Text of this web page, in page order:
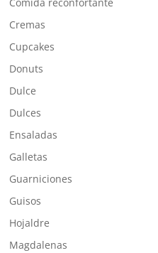
Cremas
Cupcakes
Donuts
Dulce
Dulces
Ensaladas
Galletas
Guarniciones
Guisos
Hojaldre
Magdalenas